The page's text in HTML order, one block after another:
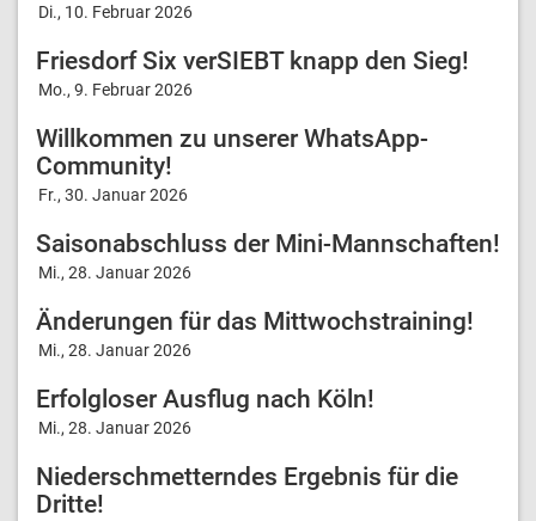
Di., 10. Februar 2026
Friesdorf Six verSIEBT knapp den Sieg!
Mo., 9. Februar 2026
Willkommen zu unserer WhatsApp-
Community!
Fr., 30. Januar 2026
Saisonabschluss der Mini-Mannschaften!
Mi., 28. Januar 2026
Änderungen für das Mittwochstraining!
Mi., 28. Januar 2026
Erfolgloser Ausflug nach Köln!
Mi., 28. Januar 2026
Niederschmetterndes Ergebnis für die
Dritte!